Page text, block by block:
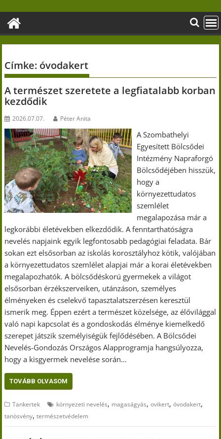
content
Címke: óvodakert
A természet szeretete a legfiatalabb korban
kezdődik
2026.07.07. Péter Anita
A Szombathelyi
Egyesített Bölcsődei
Intézmény Napraforgó
Bölcsődéjében hisszük,
hogy a
környezettudatos
szemlélet
megalapozása már a
legkorábbi életévekben elkezdődik. A fenntarthatóságra
nevelés napjaink egyik legfontosabb pedagógiai feladata. Bár
sokan ezt elsősorban az iskolás korosztályhoz kötik, valójában
a környezettudatos szemlélet alapjai már a korai életévekben
megalapozhatók. A bölcsődéskorú gyermekek a világot
elsősorban érzékszerveiken, utánzáson, személyes
élményeken és cselekvő tapasztalatszerzésen keresztül
ismerik meg. Éppen ezért a természet közelsége, az élővilággal
való napi kapcsolat és a gondoskodás élménye kiemelkedő
szerepet játszik személyiségük fejlődésében. A Bölcsődei
Nevelés-Gondozás Országos Alapprogramja hangsúlyozza,
hogy a kisgyermek nevelése során…
TOVÁBB OLVASOM
Tankertek környezeti nevelés, magaságyás,ovikert,óvodakert,
tanösvény,természetvédelem